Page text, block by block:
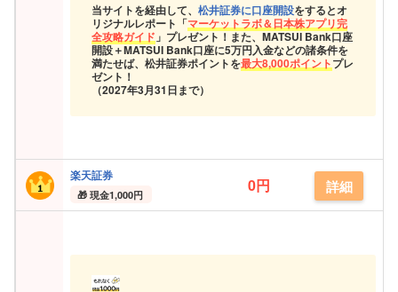
当サイトを経由して、 松井証券に口座開設をするとオ
リジナルレポート「マーケットラボ＆日本株アプリ完
全攻略ガイド 」プレゼント！また、MATSUI Bank口座
開設＋MATSUI Bank口座に5万円入金などの諸条件を
満たせば、松井証券ポイントを最大8,000ポイントプレ
ゼント！
（2027年3月31日まで）
楽天証券
現金1,000円 0円 詳細